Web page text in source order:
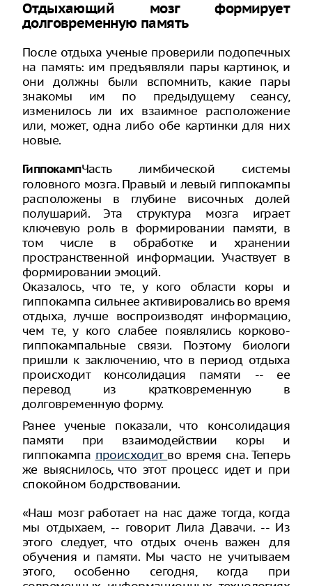
Отдыхающий мозг формирует
долговременную память
После отдыха ученые проверили подопечных
на память: им предъявляли пары картинок, и
они должны были вспомнить, какие пары
знакомы им по предыдущему сеансу,
изменилось ли их взаимное расположение
или, может, одна либо обе картинки для них
новые.
ГиппокампЧасть лимбической системы
головного мозга. Правый и левый гиппокампы
расположены в глубине височных долей
полушарий. Эта структура мозга играет
ключевую роль в формировании памяти, в
том числе в обработке и хранении
пространственной информации. Участвует в
формировании эмоций.
Оказалось, что те, у кого области коры и
гиппокампа сильнее активировались во время
отдыха, лучше воспроизводят информацию,
чем те, у кого слабее появлялись корково-
гиппокампальные связи. Поэтому биологи
пришли к заключению, что в период отдыха
происходит консолидация памяти -- ее
перевод из кратковременную в
долговременную форму.
Ранее ученые показали, что консолидация
памяти при взаимодействии коры и
гиппокампа происходит во время сна. Теперь
же выяснилось, что этот процесс идет и при
спокойном бодрствовании.
«Наш мозг работает на нас даже тогда, когда
мы отдыхаем, -- говорит Лила Давачи. -- Из
этого следует, что отдых очень важен для
обучения и памяти. Мы часто не учитываем
этого, особенно сегодня, когда при